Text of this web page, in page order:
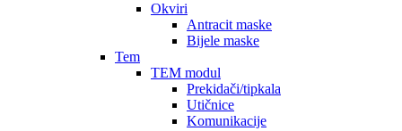
Okviri
Antracit maske
Bijele maske
Tem
TEM modul
Prekidači/tipkala
Utičnice
Komunikacije